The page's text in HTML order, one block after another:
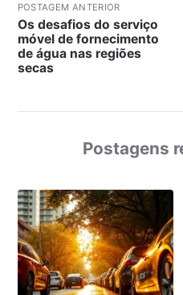
POSTAGEM ANTERIOR
Os desafios do serviço
móvel de fornecimento
de água nas regiões
secas
Postagens